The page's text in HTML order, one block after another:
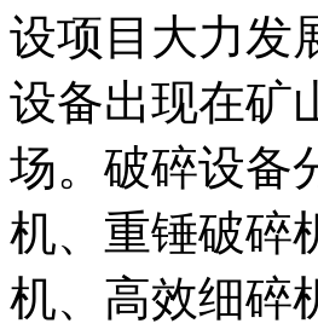
设项目大力发
设备出现在矿
场。破碎设备
机、重锤破碎
机、高效细碎